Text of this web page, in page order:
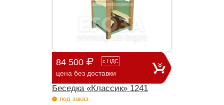
84 500 с НДС
цена без доставки
Беседка «Классик» 1241
под заказ.